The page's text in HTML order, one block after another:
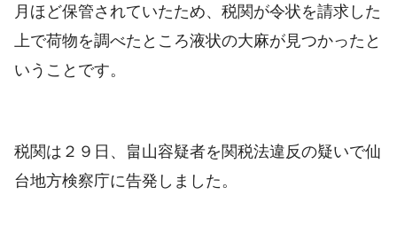
月ほど保管されていたため、税関が令状を請求した
上で荷物を調べたところ液状の大麻が見つかったと
いうことです。
税関は２９日、畠山容疑者を関税法違反の疑いで仙
台地方検察庁に告発しました。